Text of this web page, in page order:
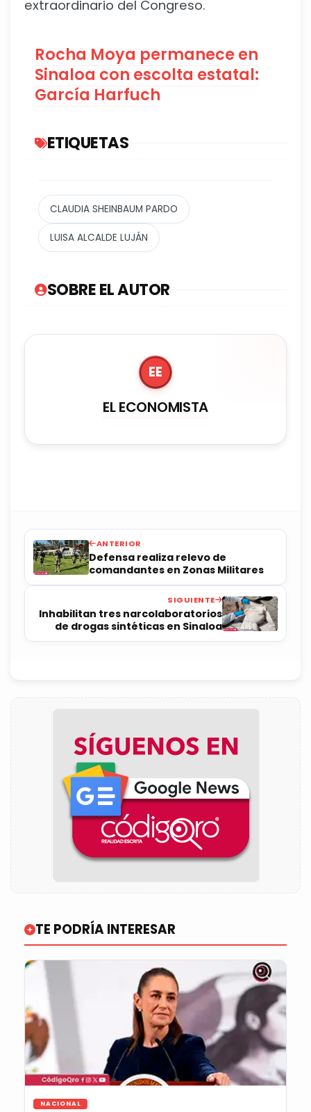
extraordinario del Congreso.
Rocha Moya permanece en
Sinaloa con escolta estatal:
García Harfuch
ETIQUETAS
CLAUDIA SHEINBAUM PARDO
LUISA ALCALDE LUJÁN
SOBRE EL AUTOR
EE
EL ECONOMISTA
ANTERIOR
Defensa realiza relevo de
comandantes en Zonas Militares
SIGUIENTE
Inhabilitan tres narcolaboratorios
de drogas sintéticas en Sinaloa
TE PODRÍA INTERESAR
NACIONAL